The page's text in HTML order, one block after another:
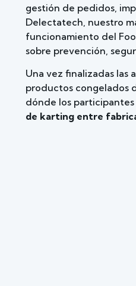
gestión de pedidos,
Delectatech, nuestro
funcionamiento del
sobre prevención,
Una vez finalizadas
productos congelados
dónde los
de karting entre